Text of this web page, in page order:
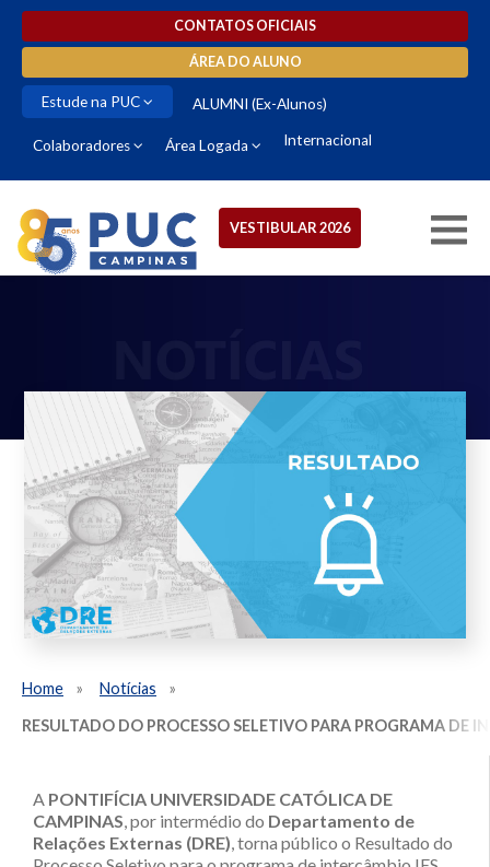
CONTATOS OFICIAIS
ÁREA DO ALUNO
Estude na PUC ALUMNI (Ex-Alunos)
Colaboradores Área Logada Internacional
VESTIBULAR 2026
Home
Notícias
RESULTADO DO PROCESSO SELETIVO PARA PROGRAMA
A PONTIFÍCIA UNIVERSIDADE CATÓLICA DE
CAMPINAS, por intermédio do Departamento de
Relações Externas (DRE), torna público o Resultado do